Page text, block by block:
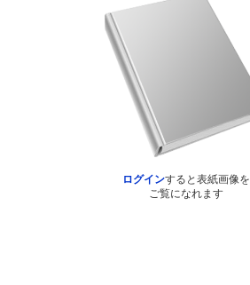
ログインすると表紙画像を
ご覧になれます